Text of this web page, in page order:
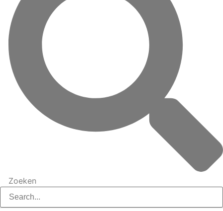
Zoeken